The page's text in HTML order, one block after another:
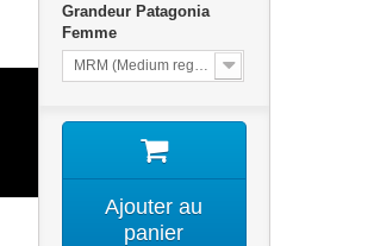
Grandeur Patagonia
Femme
MRM (Medium reg lenght) pied 8-10
Ajouter au
panier